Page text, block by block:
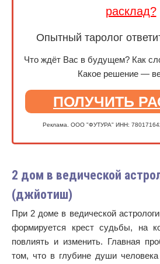
расклад?
Опытный таролог
Что ждёт Вас в будущем? Как
Какое решение —
ПОЛУЧИТЬ
Реклама. ООО "ФУТУРА" ИНН:
2 дом в ведической
(джйотиш)
При 2 доме в ведической
формируется крест судьбы, на
повлиять и изменить. Главная
том, что в глубине души человека